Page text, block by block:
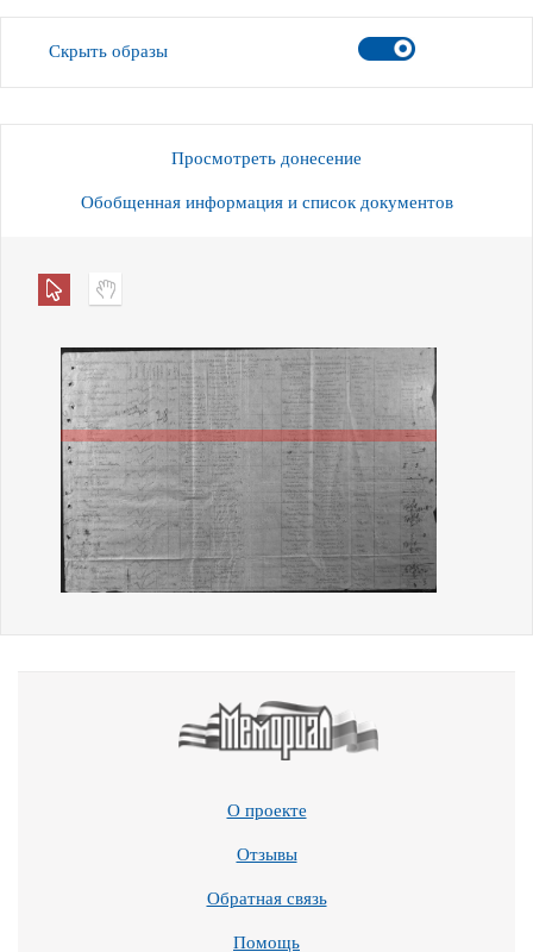
Скрыть образы
Просмотреть донесение
Обобщенная информация и список документов
О проекте
Отзывы
Обратная связь
Помощь